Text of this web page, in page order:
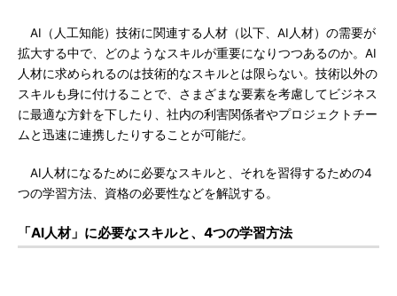
AI（人工知能）技術に関連する人材（以下、AI人材）の需要が
拡大する中で、どのようなスキルが重要になりつつあるのか。AI
人材に求められるのは技術的なスキルとは限らない。技術以外の
スキルも身に付けることで、さまざまな要素を考慮してビジネス
に最適な方針を下したり、社内の利害関係者やプロジェクトチー
ムと迅速に連携したりすることが可能だ。
AI人材になるために必要なスキルと、それを習得するための4
つの学習方法、資格の必要性などを解説する。
「AI人材」に必要なスキルと、4つの学習方法